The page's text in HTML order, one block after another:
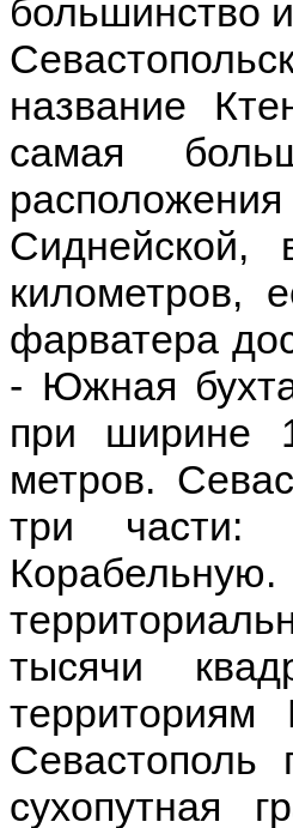
большинство
название
самая
километров,
фарватера
- Южная
при ширине
метров.
три части:
тысячи
Севастополь
сухопутная